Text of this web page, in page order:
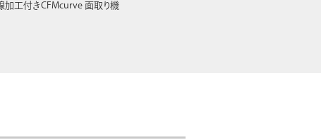
加工付きCFMcurve 面取り機